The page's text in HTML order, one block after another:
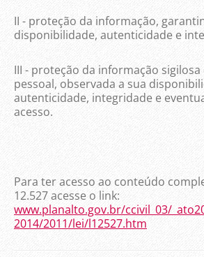
II - proteção da informação,
disponibilidade, autenticidade e
III - proteção da informação
pessoal, observada a sua
autenticidade, integridade e
acesso.
Para ter acesso ao conteúdo
12.527 acesse o link:
www.planalto.gov.br/ccivil_03/
2014/2011/lei/l12527.htm